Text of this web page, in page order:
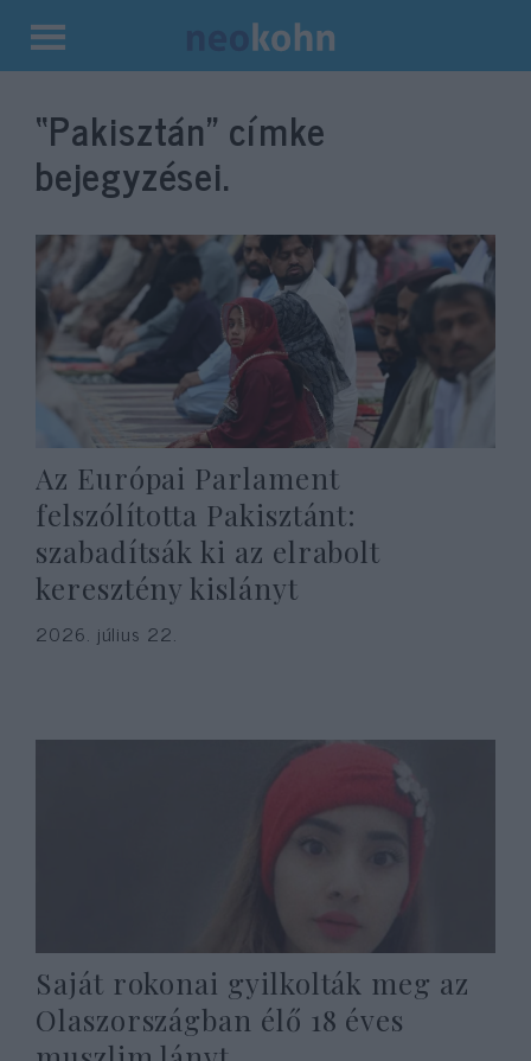
Kilépés
tartalomba
“Pakisztán” címke
bejegyzései.
Az Európai Parlament
felszólította Pakisztánt:
szabadítsák ki az elrabolt
keresztény kislányt
2026. július 22.
Saját rokonai gyilkolták meg az
Olaszországban élő 18 éves